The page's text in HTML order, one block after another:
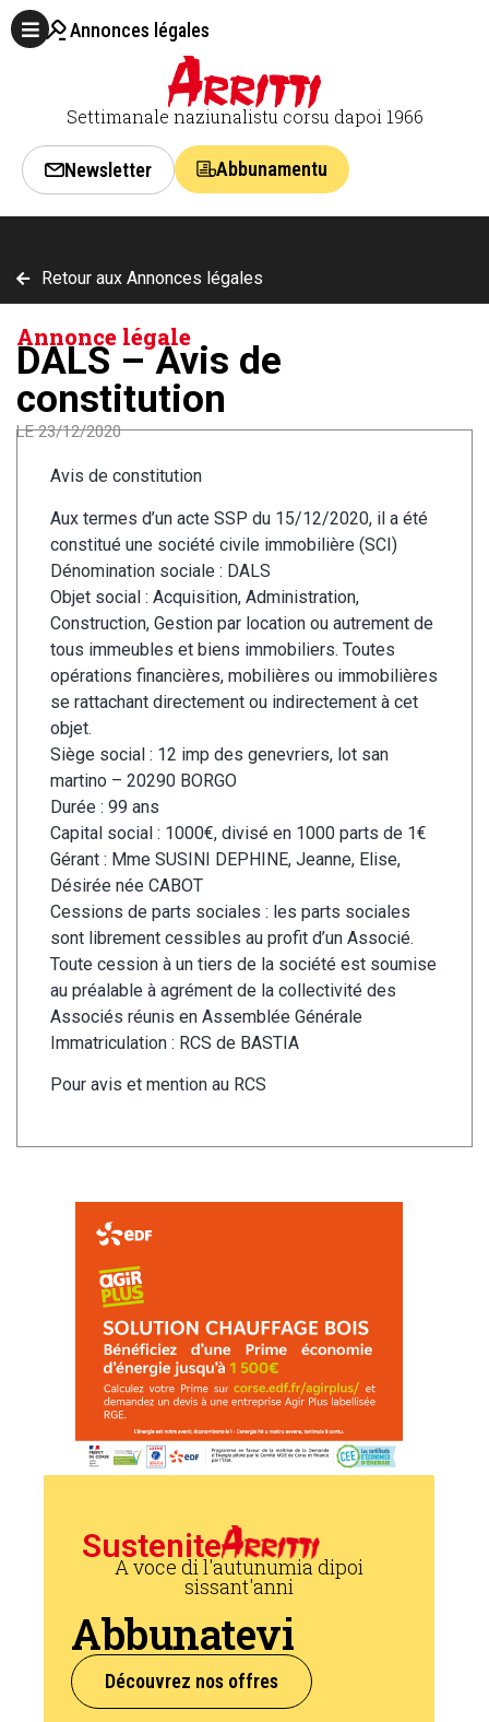
Annonces légales
Settimanale naziunalistu corsu dapoi 1966
Newsletter Abbunamentu
Retour aux Annonces légales
Annonce légale
DALS – Avis de
constitution
LE 23/12/2020
Avis de constitution
Aux termes d’un acte SSP du 15/12/2020, il a été
constitué une société civile immobilière (SCI)
Dénomination sociale : DALS
Objet social : Acquisition, Administration,
Construction, Gestion par location ou autrement de
tous immeubles et biens immobiliers. Toutes
opérations financières, mobilières ou immobilières
se rattachant directement ou indirectement à cet
objet.
Siège social : 12 imp des genevriers, lot san
martino – 20290 BORGO
Durée : 99 ans
Capital social : 1000€, divisé en 1000 parts de 1€
Gérant : Mme SUSINI DEPHINE, Jeanne, Elise,
Désirée née CABOT
Cessions de parts sociales : les parts sociales
sont librement cessibles au profit d’un Associé.
Toute cession à un tiers de la société est soumise
au préalable à agrément de la collectivité des
Associés réunis en Assemblée Générale
Immatriculation : RCS de BASTIA
Pour avis et mention au RCS
Sustenite
A voce di l'autunumia dipoi
sissant'anni
Abbunatevi
Découvrez nos offres